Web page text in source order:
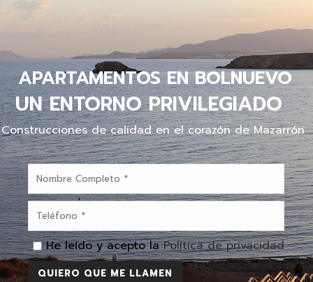
APARTAMENTOS EN BOLNUEVO
Construcciones de calidad en el corazón de Mazarrón
UN ENTORNO PRIVILEGIADO
He leído y acepto laPolítica de privacidad